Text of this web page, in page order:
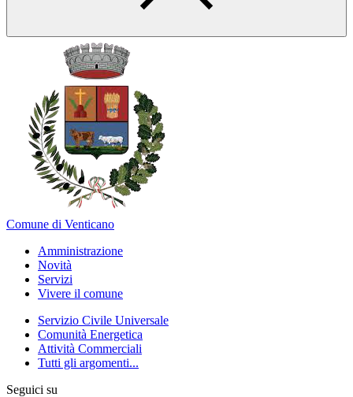
Comune di Venticano
Amministrazione
Novità
Servizi
Vivere il comune
Servizio Civile Universale
Comunità Energetica
Attività Commerciali
Tutti gli argomenti...
Seguici su